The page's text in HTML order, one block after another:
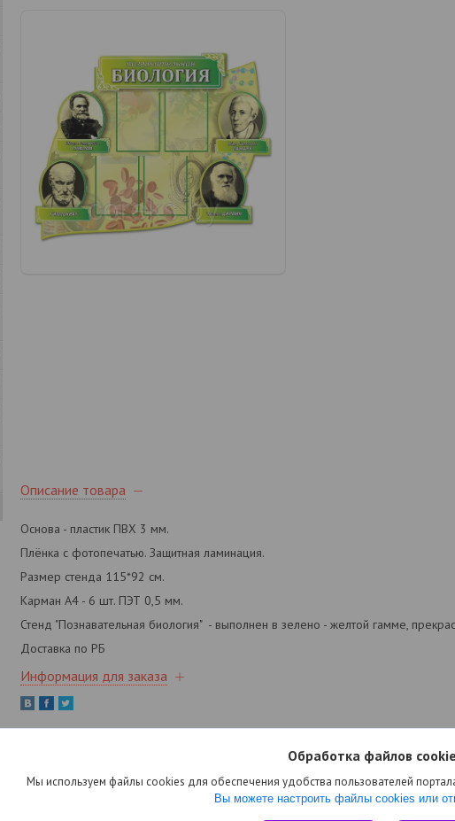
Описание товара
Основа - пластик ПВХ 3 мм.
Плёнка с фотопечатью. Защитная ламинация.
Размер стенда 115*92 см.
Карман А4 - 6 шт. ПЭТ 0,5 мм.
Стенд "Познавательная биология" - выполнен в зелено - желтой гамме,
Доставка по РБ
Информация для заказа
Обработка файлов cookie
Мы используем файлы cookies для обеспечения удобства пользователей
Вы можете настроить файлы cookies или